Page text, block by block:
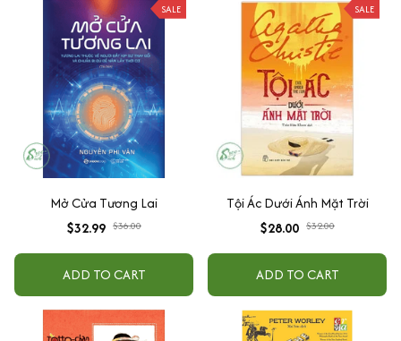
SALE
Mở Cửa Tương Lai
$32.99 $36.00
ADD TO CART
SALE
Tội Ác Dưới Ánh Mặt Trời
$28.00 $32.00
ADD TO CART